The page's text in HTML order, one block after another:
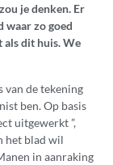
je denken. Er
waar zo goed
als dit huis. We
van de tekening
ben. Op basis
uitgewerkt ”,
het blad wil
in aanraking